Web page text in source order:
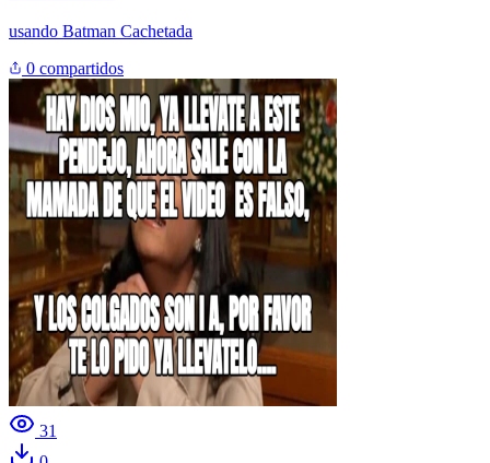
usando Batman Cachetada
0 compartidos
31